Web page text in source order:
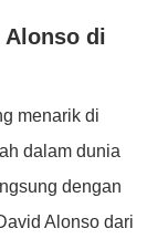
Alonso di
menarik di
dalam dunia
dengan
Alonso dari